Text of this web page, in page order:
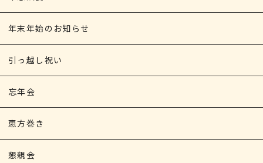
年末年始のお知らせ
引っ越し祝い
忘年会
恵方巻き
懇親会